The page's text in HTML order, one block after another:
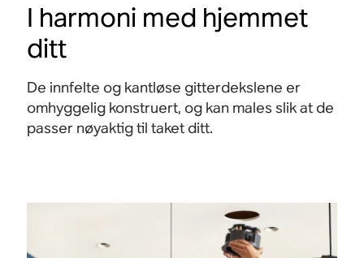
I harmoni med hjemmet
ditt
De innfelte og kantløse gitterdekslene er
omhyggelig konstruert, og kan males slik at de
passer nøyaktig til taket ditt.